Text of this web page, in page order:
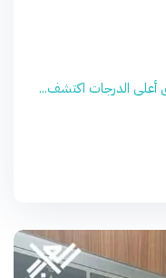
أعلى الدرجات اكتشف...